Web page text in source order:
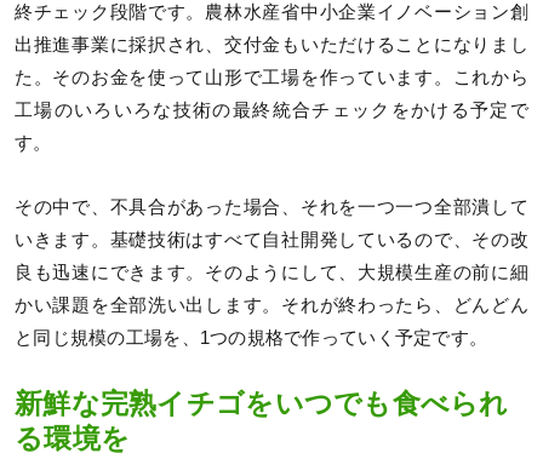
終チェック段階です。農林水産省中小企業イノベーション創
出推進事業に採択され、交付金もいただけることになりまし
た。そのお金を使って山形で工場を作っています。これから
工場のいろいろな技術の最終統合チェックをかける予定で
す。
その中で、不具合があった場合、それを一つ一つ全部潰して
いきます。基礎技術はすべて自社開発しているので、その改
良も迅速にできます。そのようにして、大規模生産の前に細
かい課題を全部洗い出します。それが終わったら、どんどん
と同じ規模の工場を、1つの規格で作っていく予定です。
新鮮な完熟イチゴをいつでも食べられ
る環境を